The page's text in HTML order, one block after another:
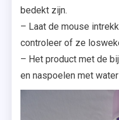
bedekt zijn.
– Laat de mouse
controleer of ze
– Het product met de
en naspoelen met